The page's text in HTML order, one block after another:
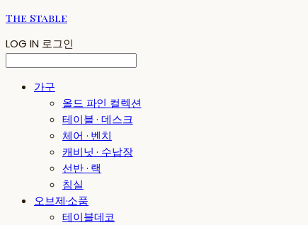
The Stable
LOG IN 로그인
가구
올드 파인 컬렉션
테이블 · 데스크
체어 · 벤치
캐비닛 · 수납장
선반 · 랙
침실
오브제·소품
테이블데코